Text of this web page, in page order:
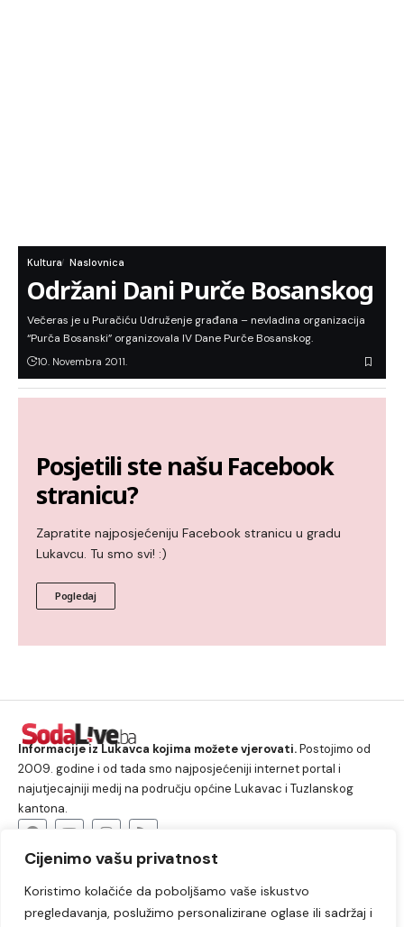
Cijenimo vašu privatnost
Koristimo kolačiće da poboljšamo vaše iskustvo
pregledavanja, poslužimo personalizirane oglase ili sadržaj i
Kultura Naslovnica
Održani Dani Purče Bosanskog
Večeras je u Puračiću Udruženje građana – nevladina organizacija
“Purča Bosanski” organizovala IV Dane Purče Bosanskog.
10. Novembra 2011.
Posjetili ste našu Facebook
stranicu?
Zapratite najposjećeniju Facebook stranicu u gradu
Lukavcu. Tu smo svi! :)
Pogledaj
Informacije iz Lukavca kojima možete vjerovati.Postojimo od
2009. godine i od tada smo najposjećeniji internet portal i
najutjecajniji medij na području općine Lukavac i Tuzlanskog
kantona.
Lukavac Društvo Crna hronika
Sport
Kultura
Kolumne Slobodno vrijeme